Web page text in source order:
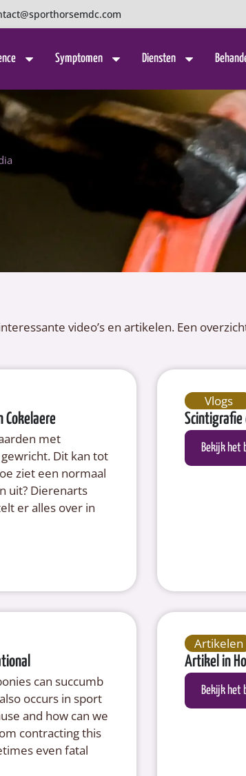
Symptomen Diensten
video’s en artikelen. Een
Cokelaere
met
Dit kan tot
ziet een normaal
uit? Dierenarts
er alles over in
Vlogs
Scintigrafie
Bekijk het
can succumb
occurs in sport
and how can we
contracting this
even fatal
Artikelen
Artikel in
Bekijk het